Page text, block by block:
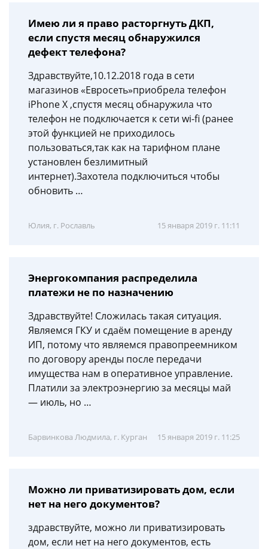
Имею ли я право расторгнуть ДКП,
если спустя месяц обнаружился
дефект телефона?
Здравствуйте,10.12.2018 года в сети
магазинов «Евросеть»приобрела телефон
iPhone X ,спустя месяц обнаружила что
телефон не подключается к сети wi-fi (ранее
этой функцией не приходилось
пользоваться,так как на тарифном плане
установлен безлимитный
интернет).Захотела подключиться чтобы
обновить …
Юлия, г. Рославль 15 января 2019 г. 11:11
Энергокомпания распределила
платежи не по назначению
Здравствуйте! Сложилась такая ситуация.
Являемся ГКУ и сдаём помещение в аренду
ИП, потому что являемся правопреемником
по договору аренды после передачи
имущества нам в оперативное управление.
Платили за электроэнергию за месяцы май
— июль, но …
Барвинкова Людмила, г. Курган 15 января 2019 г. 11:25
Можно ли приватизировать дом, если
нет на него документов?
здравствуйте, можно ли приватизировать
дом, если нет на него документов, есть